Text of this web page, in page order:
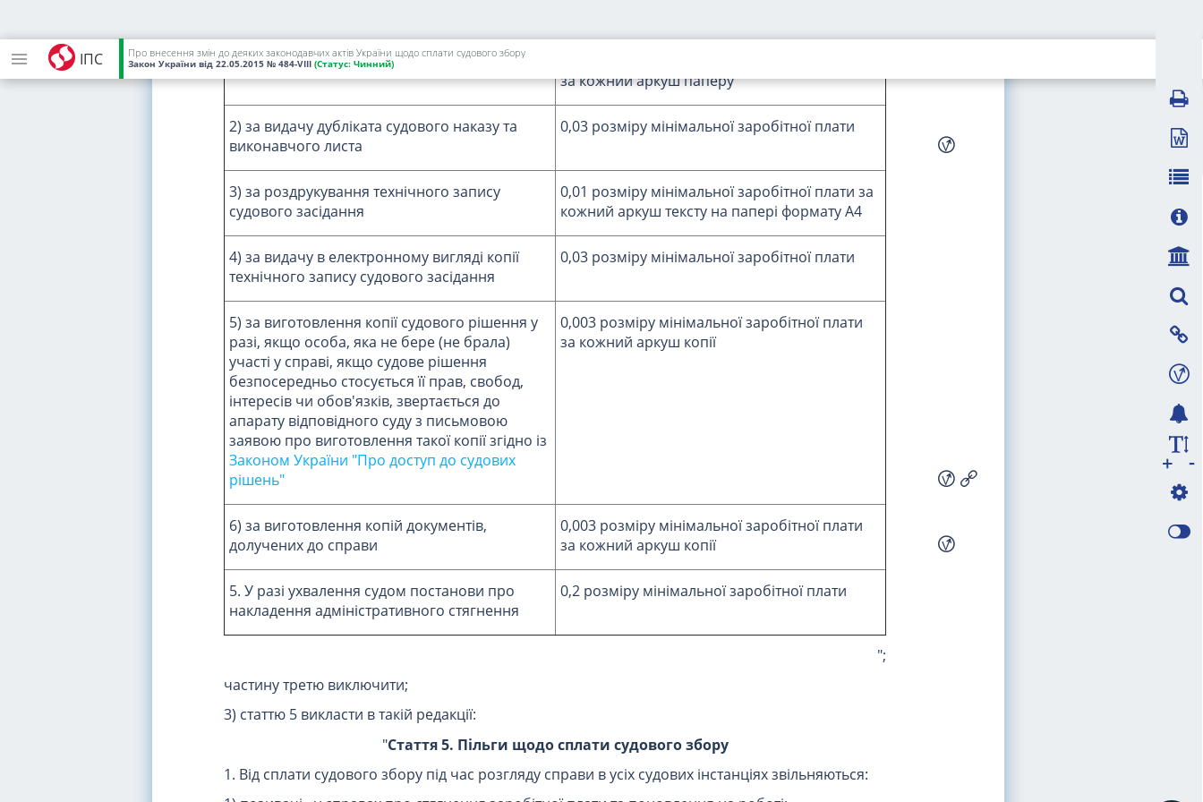
ІПС Про внесення змін до деяких законодавчих актів України щодо сплати судового збору
Закон України від 22.05.2015 № 484-VIII (Статус: Чинний)
1) за повторну видачу копії судового рішення
за кожний аркуш паперу
2) за видачу дубліката судового наказу та
виконавчого листа
0,03 розміру мінімальної заробітної плати
3) за роздрукування технічного запису
судового засідання
0,01 розміру мінімальної заробітної плати за
кожний аркуш тексту на папері формату А4
4) за видачу в електронному вигляді копії
технічного запису судового засідання
0,03 розміру мінімальної заробітної плати
5) за виготовлення копії судового рішення у
разі, якщо особа, яка не бере (не брала)
участі у справі, якщо судове рішення
безпосередньо стосується її прав, свобод,
інтересів чи обов'язків, звертається до
апарату відповідного суду з письмовою
заявою про виготовлення такої копії згідно із
Законом України "Про доступ до судових
рішень"
0,003 розміру мінімальної заробітної плати
за кожний аркуш копії
6) за виготовлення копій документів,
долучених до справи
0,003 розміру мінімальної заробітної плати
за кожний аркуш копії
5. У разі ухвалення судом постанови про
накладення адміністративного стягнення
0,2 розміру мінімальної заробітної плати
";
частину третю виключити;
3) статтю 5 викласти в такій редакції:
"Стаття 5. Пільги щодо сплати судового збору
1. Від сплати судового збору під час розгляду справи в усіх судових інстанціях звільняються:
-
+